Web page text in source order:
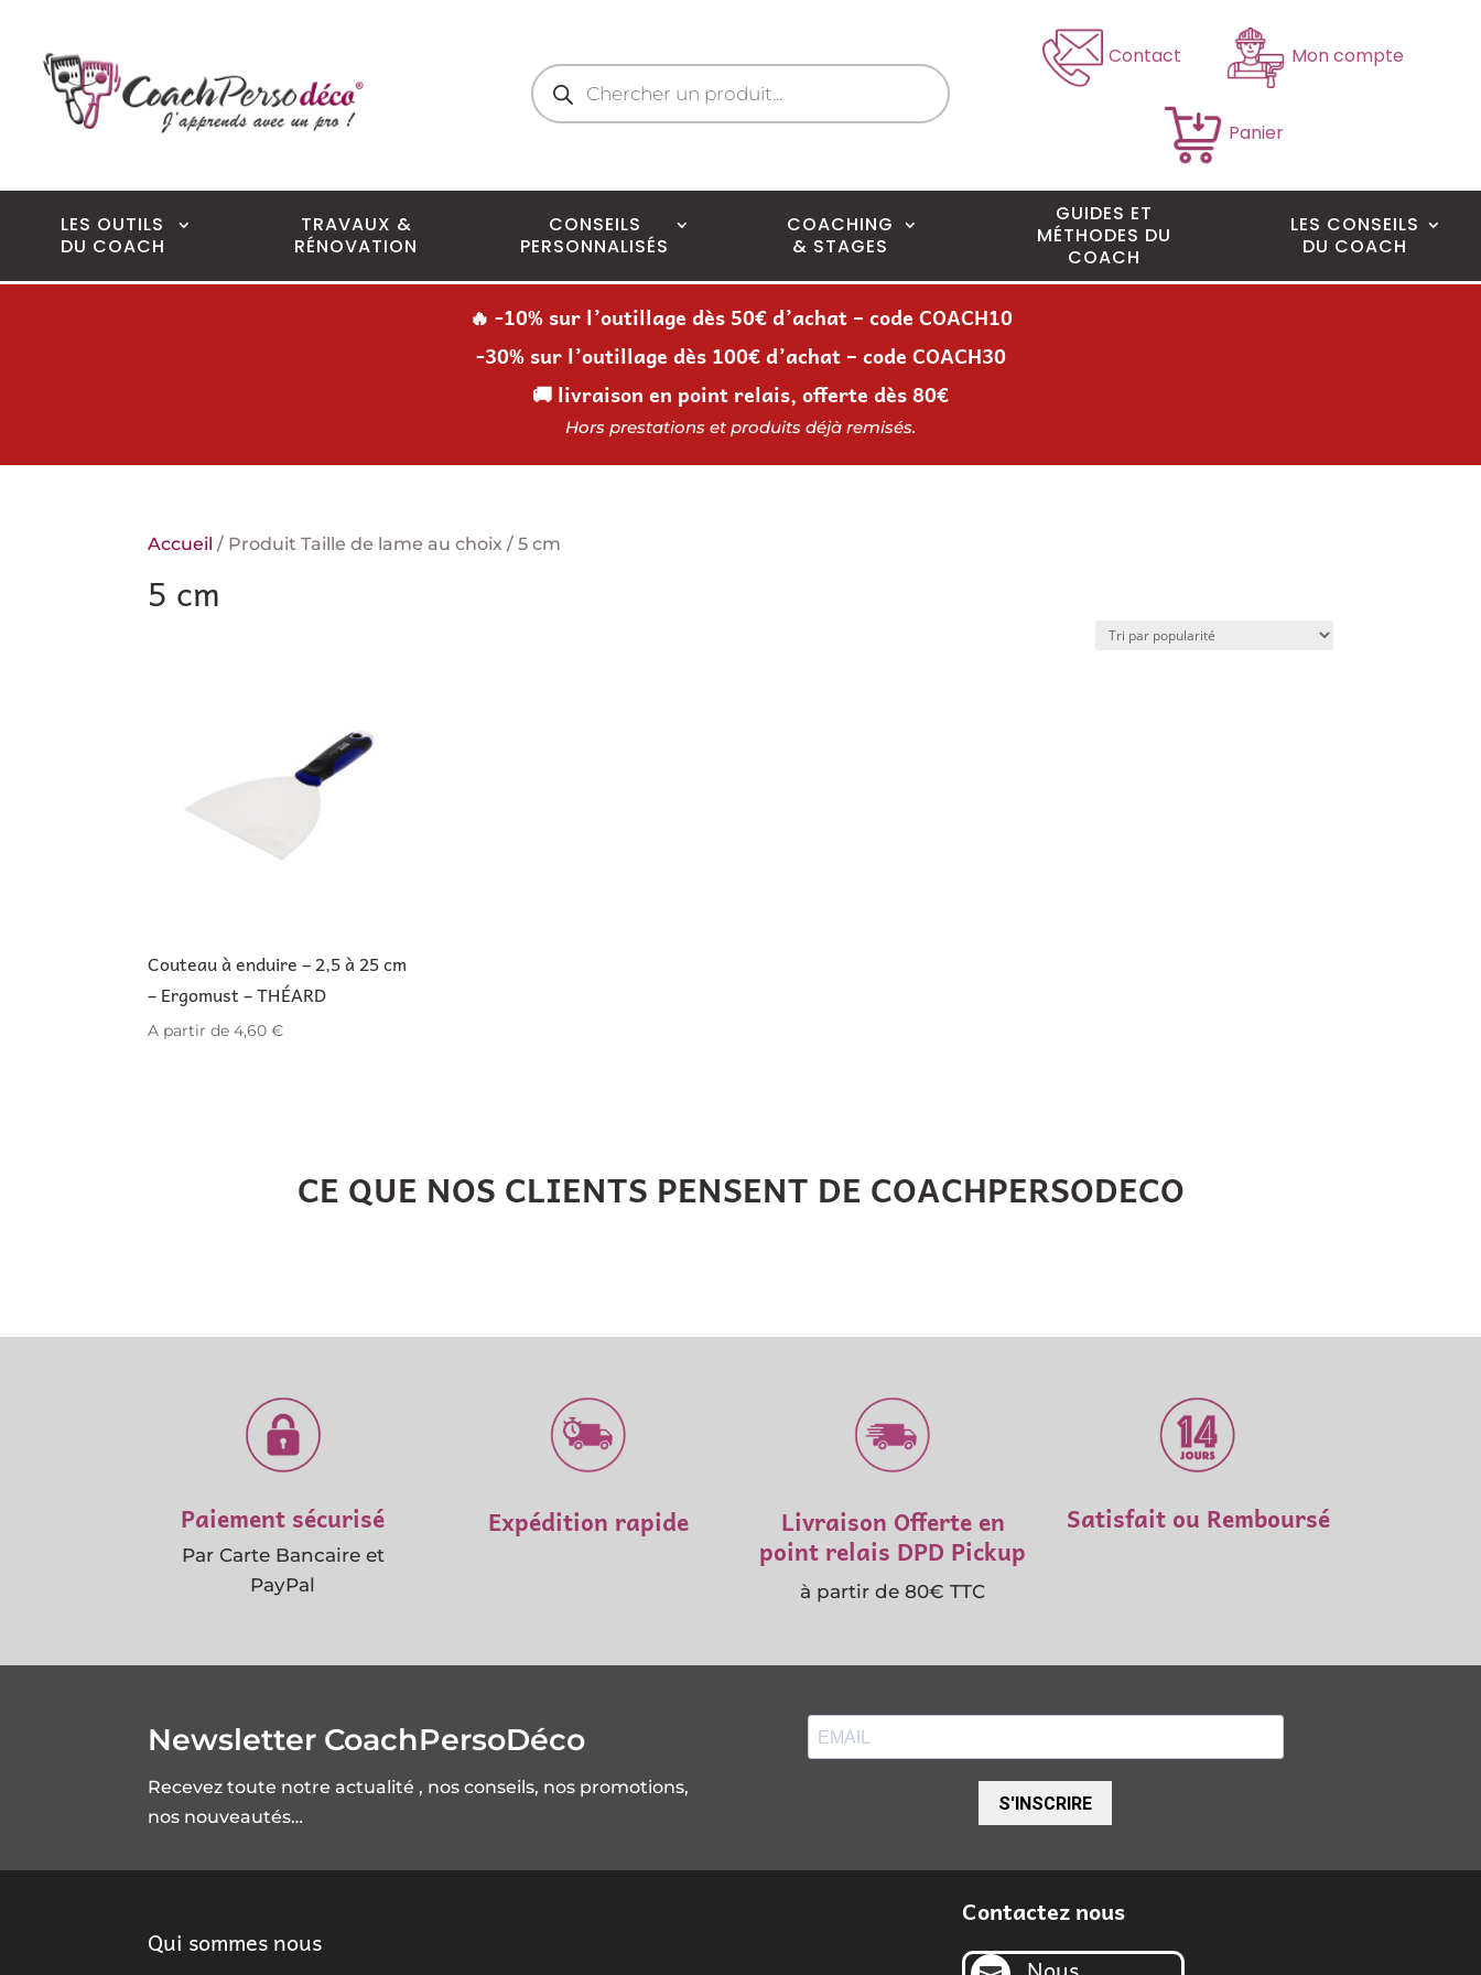
Recherche
de
produits
Contact Mon compte
Panier
LES OUTILS
DU COACH
TRAVAUX &
RÉNOVATION
CONSEILS
PERSONNALISÉS
COACHING
& STAGES
GUIDES ET
MÉTHODES DU
COACH
LES CONSEILS
DU COACH
🔥 -10% sur l’outillage dès 50€ d’achat – code COACH10
-30% sur l’outillage dès 100€ d’achat – code COACH30
🚚 livraison en point relais, offerte dès 80€
Hors prestations et produits déjà remisés.
Accueil / Produit Taille de lame au choix / 5 cm
5 cm
Couteau à enduire – 2,5 à 25 cm
– Ergomust – THÉARD
A partir de4,60€
CE QUE NOS CLIENTS PENSENT DE COACHPERSODECO
Paiement sécurisé
Par Carte Bancaire et
PayPal
Expédition rapide Livraison Offerte en
point relais DPD Pickup
à partir de 80€ TTC
Satisfait ou Remboursé
Newsletter CoachPersoDéco
Recevez toute notre actualité , nos conseils, nos promotions,
nos nouveautés…
S'INSCRIRE
Qui sommes nous
Contactez nous